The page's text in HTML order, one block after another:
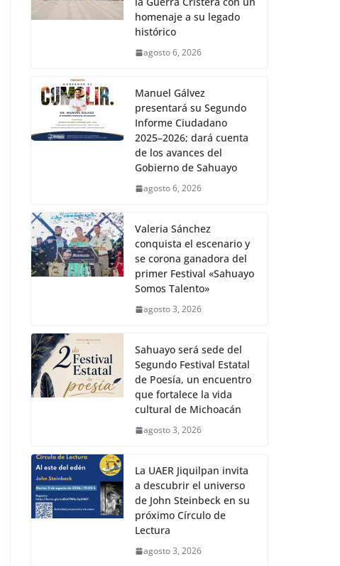
homenaje a su legado
histórico
agosto 6, 2026
Manuel Gálvez
presentará su Segundo
Informe Ciudadano
2025–2026; dará cuenta
de los avances del
Gobierno de Sahuayo
agosto 6, 2026
Valeria Sánchez
conquista el escenario y
se corona ganadora del
primer Festival «Sahuayo
Somos Talento»
agosto 3, 2026
Sahuayo será sede del
Segundo Festival Estatal
de Poesía, un encuentro
que fortalece la vida
cultural de Michoacán
agosto 3, 2026
La UAER Jiquilpan invita
a descubrir el universo
de John Steinbeck en su
próximo Círculo de
Lectura
agosto 3, 2026